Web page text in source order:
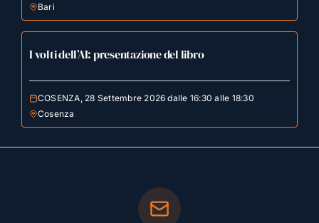
Bari
I volti dell’AI: presentazione del libro
COSENZA, 28 Settembre 2026 dalle 16:30 alle 18:30
Cosenza